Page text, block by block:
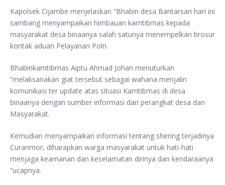
Kapolsek Cijambe menjelaskan “Bhabin desa Bantarsari hari ini
sambang menyampaikan himbauan kamtibmas kepada
masyarakat desa binaanya salah satunya menempelkan brosur
kontak aduan Pelayanan Polri.
Bhabinkamtibmas Aiptu Ahmad Johan menuturkan
“melaksanakan giat tersebut sebagai wahana menjalin
komunikasi ter update atas situasi Kamtibmas di desa
binaanya dengan sumber informasi dari perangkat desa dan
Masyarakat.
Kemudian menyampaikan informasi tentang shering terjadinya
Curanmor, diharapkan warga masyarakat untuk hati-hati
menjaga keamanan dan keselamatan dirinya dan kendaraanya
“ucapnya.